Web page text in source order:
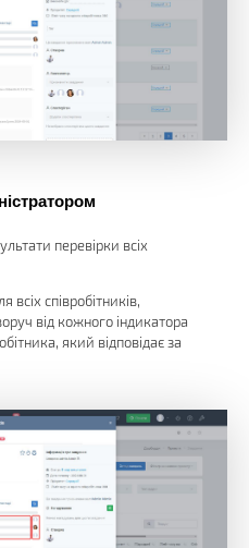
перевірки всіх
всіх співробітників,
від кожного індикатора
який відповідає за